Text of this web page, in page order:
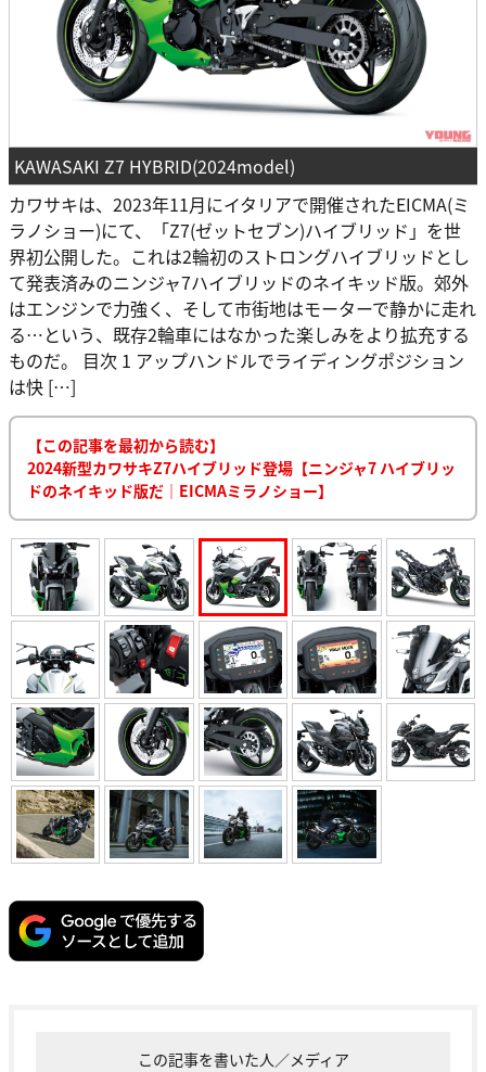
KAWASAKI Z7 HYBRID(2024model)
カワサキは、2023年11月にイタリアで開催されたEICMA(ミ
ラノショー)にて、「Z7(ゼットセブン)ハイブリッド」を世
界初公開した。これは2輪初のストロングハイブリッドとし
て発表済みのニンジャ7ハイブリッドのネイキッド版。郊外
はエンジンで力強く、そして市街地はモーターで静かに走れ
る…という、既存2輪車にはなかった楽しみをより拡充する
ものだ。 目次 1 アップハンドルでライディングポジション
は快 […]
【この記事を最初から読む】
2024新型カワサキZ7ハイブリッド登場【ニンジャ7 ハイブリッ
ドのネイキッド版だ｜EICMAミラノショー】
この記事を書いた人／メディア